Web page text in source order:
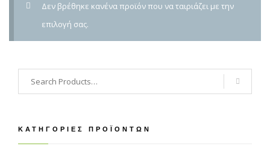
Δεν βρέθηκε κανένα προϊόν που να ταιριάζει με την
επιλογή σας.
ΚΑΤΗΓΟΡΊΕΣ ΠΡΟΪΌΝΤΩΝ